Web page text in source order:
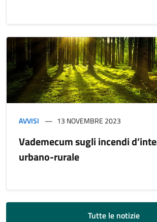
AVVISI 13 NOVEMBRE 2023
Vademecum sugli incendi
urbano-rurale
Tutte le notizie